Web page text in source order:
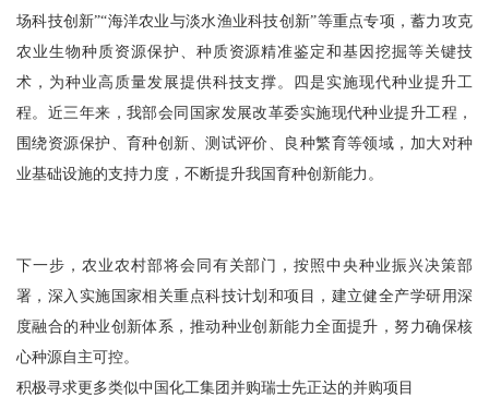
场科技创新”“海洋农业与淡水渔业科技创新”等重点专项，蓄力攻克
农业生物种质资源保护、种质资源精准鉴定和基因挖掘等关键技
术，为种业高质量发展提供科技支撑。四是实施现代种业提升工
程。近三年来，我部会同国家发展改革委实施现代种业提升工程，
围绕资源保护、育种创新、测试评价、良种繁育等领域，加大对种
业基础设施的支持力度，不断提升我国育种创新能力。
下一步，农业农村部将会同有关部门，按照中央种业振兴决策部
署，深入实施国家相关重点科技计划和项目，建立健全产学研用深
度融合的种业创新体系，推动种业创新能力全面提升，努力确保核
心种源自主可控。
积极寻求更多类似中国化工集团并购瑞士先正达的并购项目